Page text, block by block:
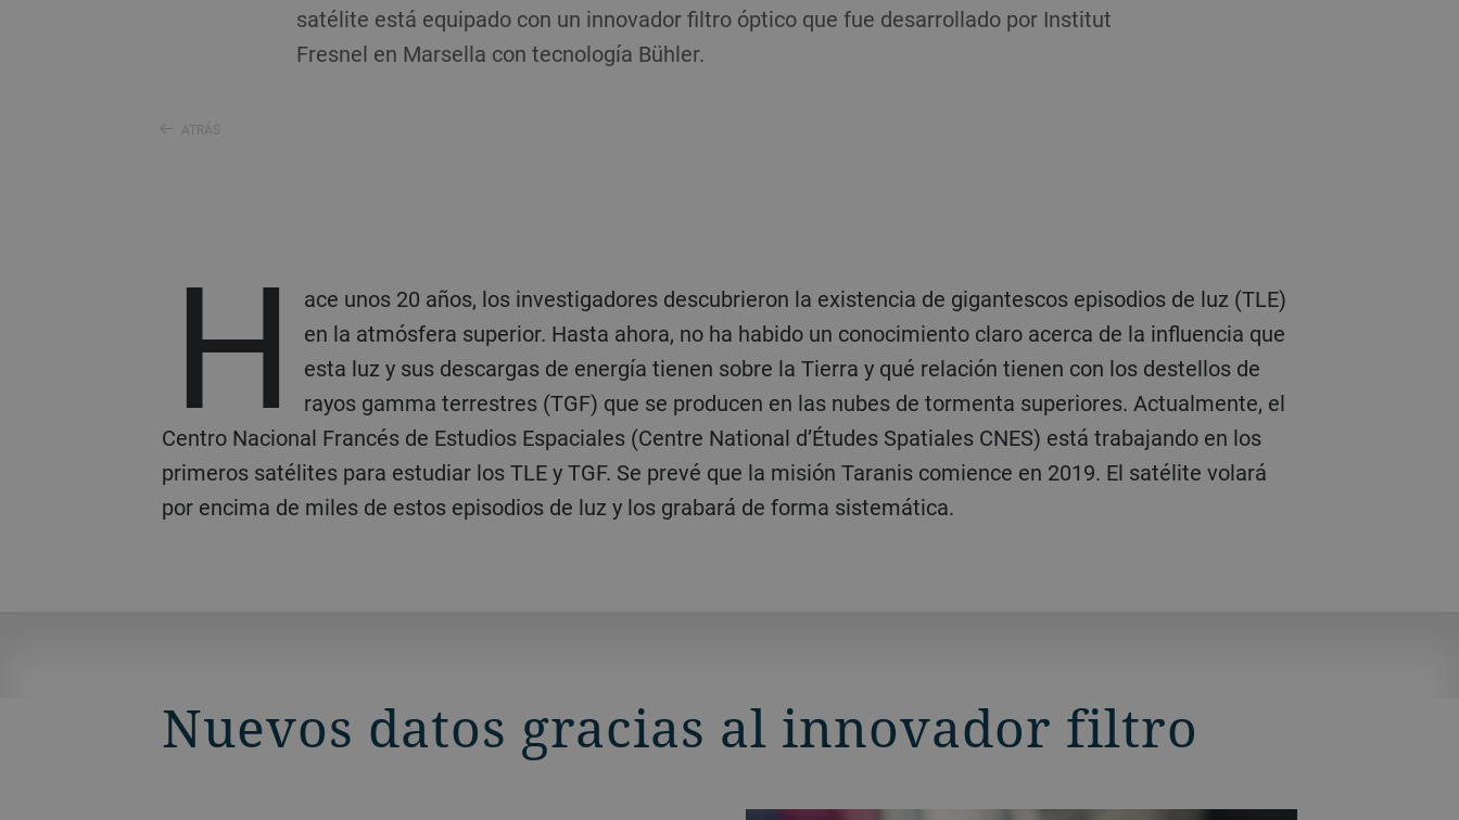
satélite está equipado con un innovador filtro óptico que fue desarrollado por Institut
Fresnel en Marsella con tecnología Bühler.
ATRÁS
H
ace unos 20 años, los investigadores descubrieron la existencia de gigantescos episodios de luz (TLE)
en la atmósfera superior. Hasta ahora, no ha habido un conocimiento claro acerca de la influencia que
esta luz y sus descargas de energía tienen sobre la Tierra y qué relación tienen con los destellos de
rayos gamma terrestres (TGF) que se producen en las nubes de tormenta superiores. Actualmente, el
Centro Nacional Francés de Estudios Espaciales (Centre National d’Études Spatiales CNES) está trabajando en los
primeros satélites para estudiar los TLE y TGF. Se prevé que la misión Taranis comience en 2019. El satélite volará
por encima de miles de estos episodios de luz y los grabará de forma sistemática.
Nuevos datos gracias al innovador filtro